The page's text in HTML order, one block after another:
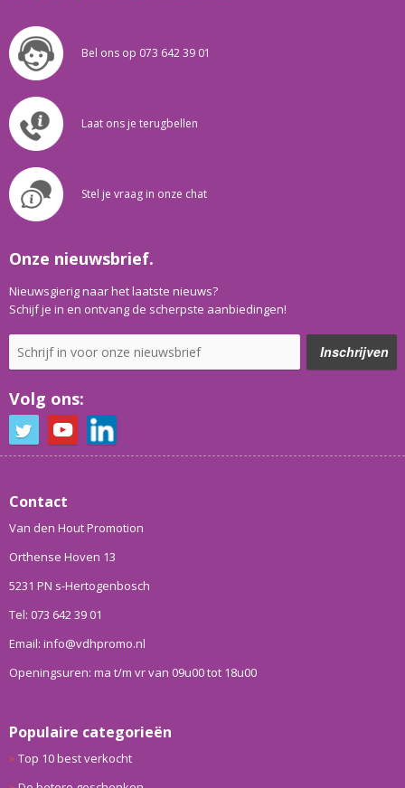
Bel ons op 073 642 39 01
Laat ons je terugbellen
Stel je vraag in onze chat
Onze nieuwsbrief.
Nieuwsgierig naar het laatste nieuws?
Schijf je in en ontvang de scherpste aanbiedingen!
Volg ons:
Contact
Van den Hout Promotion
Orthense Hoven 13
5231 PN s-Hertogenbosch
Tel: 073 642 39 01
Email: info@vdhpromo.nl
Openingsuren: ma t/m vr van 09u00 tot 18u00
Populaire categorieën
Top 10 best verkocht